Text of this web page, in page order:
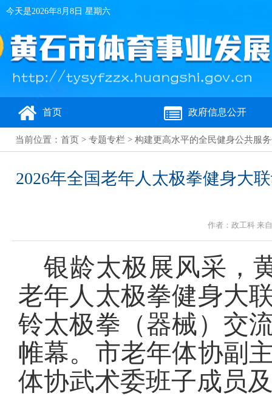
今天是2026年8月8日 星期六
首页 政府信息公开
当前位置： 首页 > 专题专栏 > 构建更高水平的全民健身公共服
2026年全国老年人太极拳健身大
作者：政工科 来
银龄太极展风采，
老年人太极拳健身大
铃太极拳（器械）交
帷幕。市老年体协副
体协武术委班子成员